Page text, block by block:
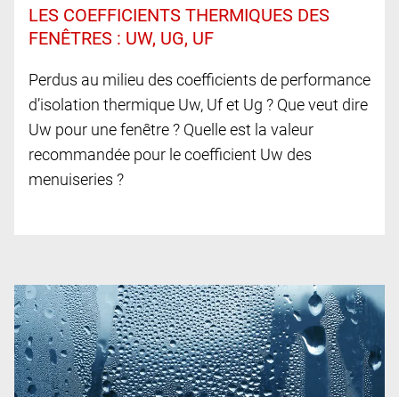
LES COEFFICIENTS THERMIQUES DES
FENÊTRES : UW, UG, UF
Perdus au milieu des coefficients de performance
d’isolation thermique Uw, Uf et Ug ? Que veut dire
Uw pour une fenêtre ? Quelle est la valeur
recommandée pour le coefficient Uw des
menuiseries ?